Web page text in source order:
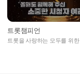
트롯챔피언
트롯을 사랑하는 모두를 위한